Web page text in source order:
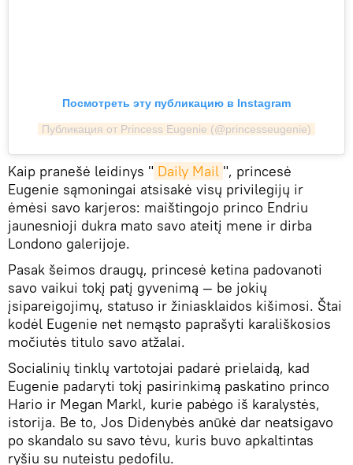
Посмотреть эту публикацию в Instagram
Публикация от Princess Eugenie (@princesseugenie)
Kaip pranešė leidinys " Daily Mail ", princesė
Eugenie sąmoningai atsisakė visų privilegijų ir
ėmėsi savo karjeros: maištingojo princo Endriu
jaunesnioji dukra mato savo ateitį mene ir dirba
Londono galerijoje.
Pasak šeimos draugų, princesė ketina padovanoti
savo vaikui tokį patį gyvenimą — be jokių
įsipareigojimų, statuso ir žiniasklaidos kišimosi. Štai
kodėl Eugenie net nemąsto paprašyti karališkosios
močiutės titulo savo atžalai.
Socialinių tinklų vartotojai padarė prielaidą, kad
Eugenie padaryti tokį pasirinkimą paskatino princo
Hario ir Megan Markl, kurie pabėgo iš karalystės,
istorija. Be to, Jos Didenybės anūkė dar neatsigavo
po skandalo su savo tėvu, kuris buvo apkaltintas
ryšiu su nuteistu pedofilu.